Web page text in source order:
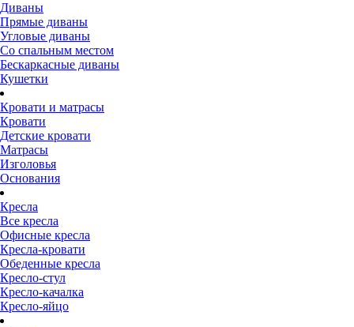
Диваны
Прямые диваны
Угловые диваны
Со спальным местом
Бескаркасные диваны
Кушетки
Кровати и матрасы
Кровати
Детские кровати
Матрасы
Изголовья
Основания
Кресла
Все кресла
Офисные кресла
Кресла-кровати
Обеденные кресла
Кресло-стул
Кресло-качалка
Кресло-яйцо